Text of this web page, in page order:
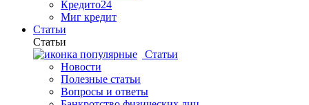
Кредито24
Миг кредит
Статьи
Статьи
Статьи
Новости
Полезные статьи
Вопросы и ответы